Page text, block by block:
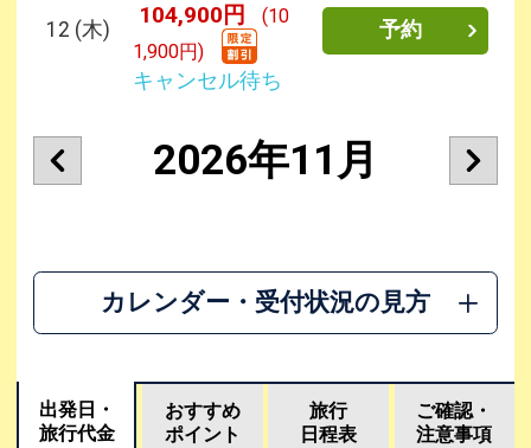
12 (木)
104,900円
(10
1,900円)
キャンセル待ち
予約
2026年11月
カレンダー・受付状況の見方
出発日・
旅行代金
おすすめ
ポイント
旅行
日程表
ご確認・
注意事項